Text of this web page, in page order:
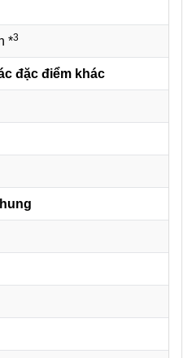
*3
đặc điểm khác